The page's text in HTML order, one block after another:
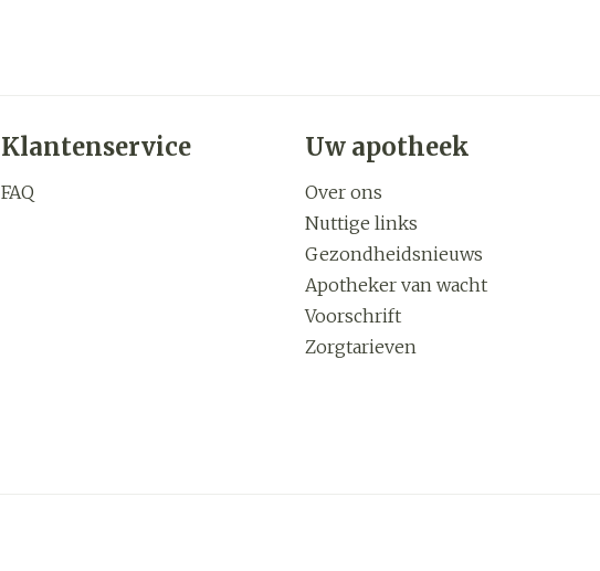
Klantenservice
FAQ
Uw apotheek
Over ons
Nuttige links
Gezondheidsnieuws
Apotheker van wacht
Voorschrift
Zorgtarieven